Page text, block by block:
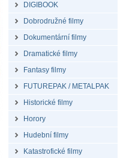
DIGIBOOK
Dobrodružné filmy
Dokumentární filmy
Dramatické filmy
Fantasy filmy
FUTUREPAK / METALPAK
Historické filmy
Horory
Hudební filmy
Katastrofické filmy